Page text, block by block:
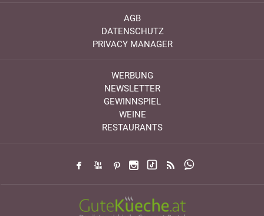
AGB
DATENSCHUTZ
PRIVACY MANAGER
WERBUNG
NEWSLETTER
GEWINNSPIEL
WEINE
RESTAURANTS